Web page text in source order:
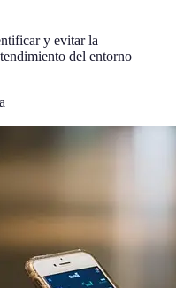
y evitar la
del entorno